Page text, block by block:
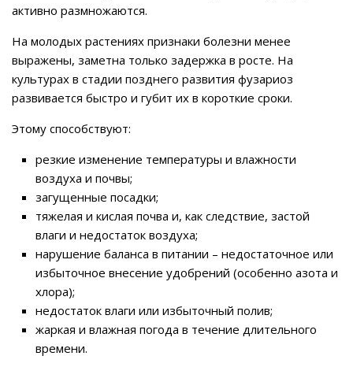
активно размножаются.
На молодых растениях признаки болезни менее
выражены, заметна только задержка в росте. На
культурах в стадии позднего развития фузариоз
развивается быстро и губит их в короткие сроки.
Этому способствуют:
резкие изменение температуры и влажности
воздуха и почвы;
загущенные посадки;
тяжелая и кислая почва и, как следствие, застой
влаги и недостаток воздуха;
нарушение баланса в питании – недостаточное или
избыточное внесение удобрений (особенно азота и
хлора);
недостаток влаги или избыточный полив;
жаркая и влажная погода в течение длительного
времени.